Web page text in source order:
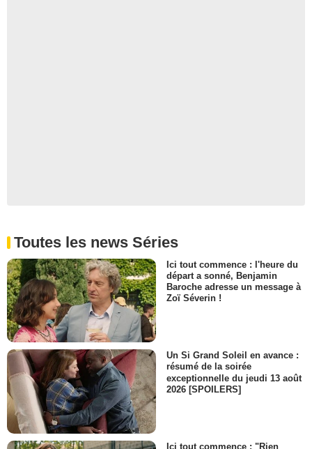
Toutes les news Séries
Ici tout commence : l'heure du
départ a sonné, Benjamin
Baroche adresse un message à
Zoï Séverin !
Un Si Grand Soleil en avance :
résumé de la soirée
exceptionnelle du jeudi 13 août
2026 [SPOILERS]
Ici tout commence : "Rien